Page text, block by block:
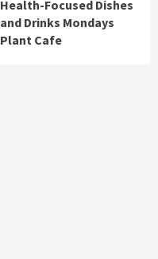
Health-Focused Dishes
and Drinks Mondays
Plant Cafe